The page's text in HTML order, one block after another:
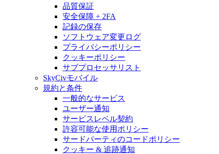
品質保証
安全保障 + 2FA
記録の保存
ソフトウェア変更ログ
プライバシーポリシー
クッキーポリシー
サブプロセッサリスト
SkyCivモバイル
規約と条件
一般的なサービス
ユーザー通知
サービスレベル契約
許容可能な使用ポリシー
サードパーティのコードポリシー
クッキー & 追跡通知